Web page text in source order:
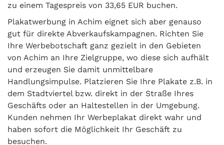
zu einem Tagespreis von 33,65 EUR buchen.
Plakatwerbung in Achim eignet sich aber genauso
gut für direkte Abverkaufskampagnen. Richten Sie
Ihre Werbebotschaft ganz gezielt in den Gebieten
von Achim an Ihre Zielgruppe, wo diese sich aufhält
und erzeugen Sie damit unmittelbare
Handlungsimpulse. Platzieren Sie Ihre Plakate z.B. in
dem Stadtviertel bzw. direkt in der Straße Ihres
Geschäfts oder an Haltestellen in der Umgebung.
Kunden nehmen Ihr Werbeplakat direkt wahr und
haben sofort die Möglichkeit Ihr Geschäft zu
besuchen.